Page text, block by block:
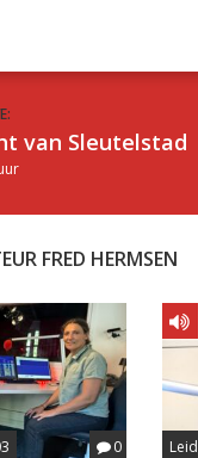
van Sleutelstad
FRED HERMSEN
0